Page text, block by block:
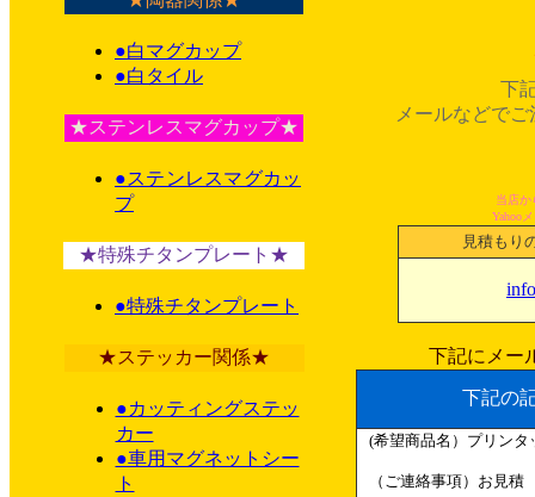
●白マグカップ
●白タイル
★ステンレスマグカップ★
●ステンレスマグカッ
プ
★特殊チタンプレート★
●特殊チタンプレート
★ステッカー関係★
●カッティングステッ
カー
●車用マグネットシー
ト
下
メールなどで
当店か
Yahoo
見積もり
下記にメー
下記の
(希望商品名）プリンタ
（ご連絡事項）お見